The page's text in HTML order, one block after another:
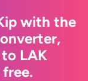
with the
LAK